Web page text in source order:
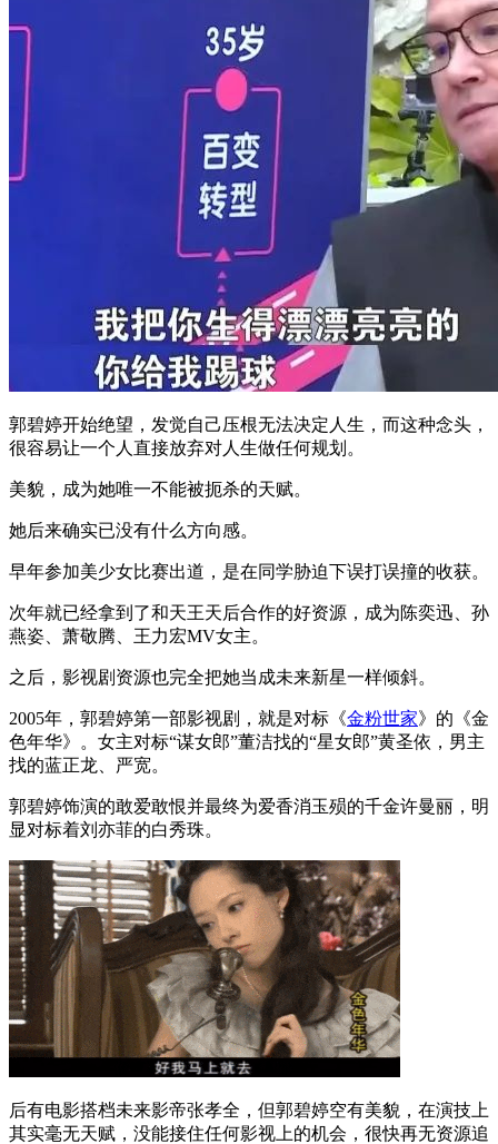
郭碧婷开始绝望，发觉自己压根无法决定人生，而这种念头，
很容易让一个人直接放弃对人生做任何规划。
美貌，成为她唯一不能被扼杀的天赋。
她后来确实已没有什么方向感。
早年参加美少女比赛出道，是在同学胁迫下误打误撞的收获。
次年就已经拿到了和天王天后合作的好资源，成为陈奕迅、孙
燕姿、萧敬腾、王力宏MV女主。
之后，影视剧资源也完全把她当成未来新星一样倾斜。
2005年，郭碧婷第一部影视剧，就是对标《金粉世家》的《金
色年华》。女主对标“谋女郎”董洁找的“星女郎”黄圣依，男主
找的蓝正龙、严宽。
郭碧婷饰演的敢爱敢恨并最终为爱香消玉殒的千金许曼丽，明
显对标着刘亦菲的白秀珠。
后有电影搭档未来影帝张孝全，但郭碧婷空有美貌，在演技上
其实毫无天赋，没能接住任何影视上的机会，很快再无资源追